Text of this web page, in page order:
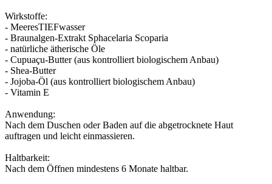
Wirkstoffe:
- MeeresTIEFwasser
- Braunalgen-Extrakt Sphacelaria Scoparia
- natürliche ätherische Öle
- Cupuaçu-Butter (aus kontrolliert biologischem Anbau)
- Shea-Butter
- Jojoba-Öl (aus kontrolliert biologischem Anbau)
- Vitamin E
Anwendung:
Nach dem Duschen oder Baden auf die abgetrocknete Haut
auftragen und leicht einmassieren.
Haltbarkeit:
Nach dem Öffnen mindestens 6 Monate haltbar.